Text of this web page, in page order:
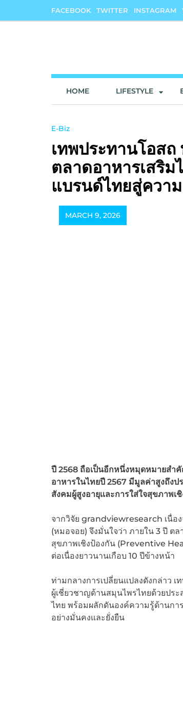
FACEBOOK TWITTER INSTAGRAM
HOME LIFESTYLE
E-Biz
เทพประทานโอส
ตลาดอาหารเสริ
แบรนด์ไทยสู่ควา
MARCH 9, 2026
ปี 2568 ถือเป็นอีกหนึ่งหมุดหมายสำ
อาหารในไทยปี 2567 มีมูลค่าสูงถึงป
สังคมผู้สูงอายุเเละการใส่ใจสุขภาพเ
จากวิจัย grandviewresearch เนื่อ
(หมอจอย) จึงมั่นใจว่า ภายใน 3 ปี ต
สุขภาพเชิงป้องกัน (Preventive
ต่อเนื่องยาวนานเกือบ 10 ปีข้างหน้า
ท่ามกลางการเปลี่ยนแปลงดังกล่าว
ผู้เชี่ยวชาญด้านสมุนไพรไทยด้วยปร
ไทย พร้อมผลักดันองค์ความรู้ด้านก
อย่างมั่นคงและยั่งยืน